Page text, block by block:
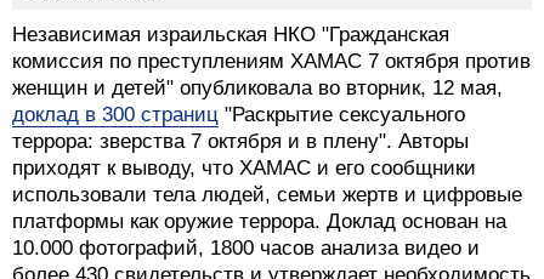
Независимая израильская НКО "Гражданская
комиссия по преступлениям ХАМАС 7 октября против
женщин и детей" опубликовала во вторник, 12 мая,
доклад в 300 страниц "Раскрытие сексуального
террора: зверства 7 октября и в плену". Авторы
приходят к выводу, что ХАМАС и его сообщники
использовали тела людей, семьи жертв и цифровые
платформы как оружие террора. Доклад основан на
10.000 фотографий, 1800 часов анализа видео и